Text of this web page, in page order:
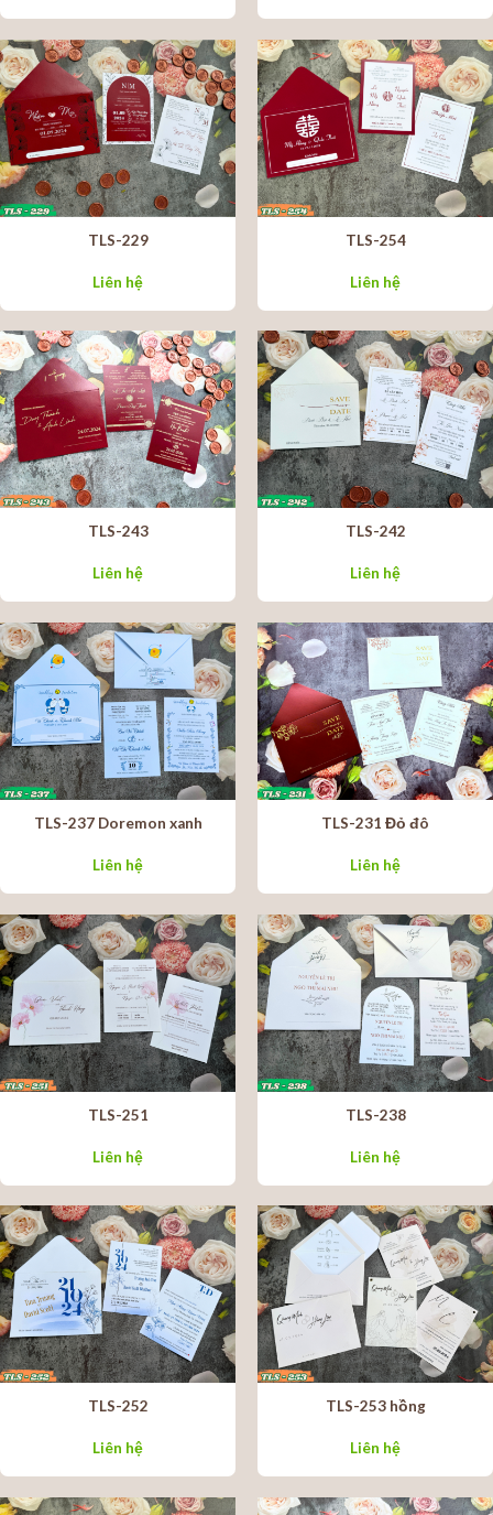
TLS-229
Liên hệ
TLS-254
Liên hệ
TLS-243
Liên hệ
TLS-242
Liên hệ
TLS-237 Doremon xanh
Liên hệ
TLS-231 Đỏ đô
Liên hệ
TLS-251
Liên hệ
TLS-238
Liên hệ
TLS-252
Liên hệ
TLS-253 hồng
Liên hệ